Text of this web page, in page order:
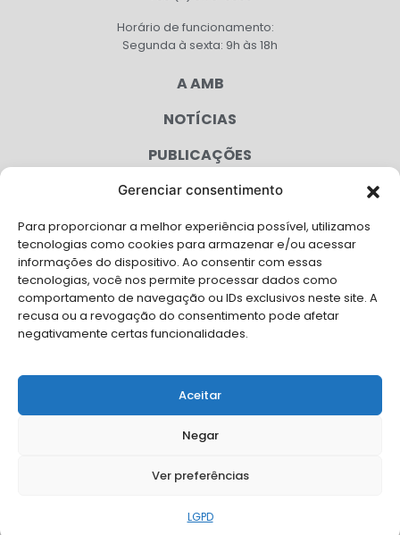
Gerenciar consentimento
Para proporcionar a melhor experiência possível, utilizamos
tecnologias como cookies para armazenar e/ou acessar
informações do dispositivo. Ao consentir com essas
tecnologias, você nos permite processar dados como
comportamento de navegação ou IDs exclusivos neste site. A
recusa ou a revogação do consentimento pode afetar
negativamente certas funcionalidades.
Aceitar
Negar
Ver preferências
LGPD
Horário de funcionamento:
Segunda à sexta: 9h às 18h
A AMB
NOTÍCIAS
PUBLICAÇÕES
CONGRESSO
AGENDA
CAMPANHAS
SERVIÇOS
FILIADAS
FALE CONOSCO
Solicite Apoio Institucional da AMB para o seu evento